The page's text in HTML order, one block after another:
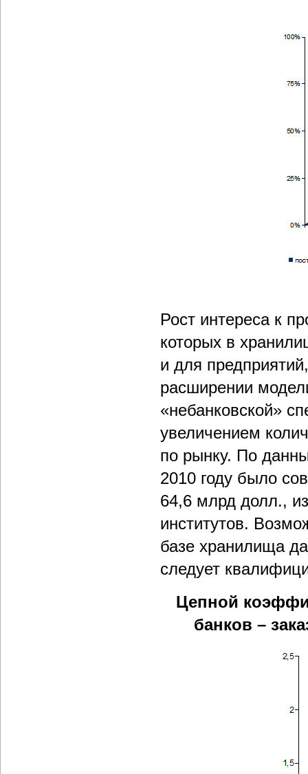
Рост интереса к
которых в
и для
расширении
«небанковской»
увеличением
по рынку. По
2010 году было
64,6 млрд долл.,
институтов.
базе хранилища
следует
Цепной
банков –